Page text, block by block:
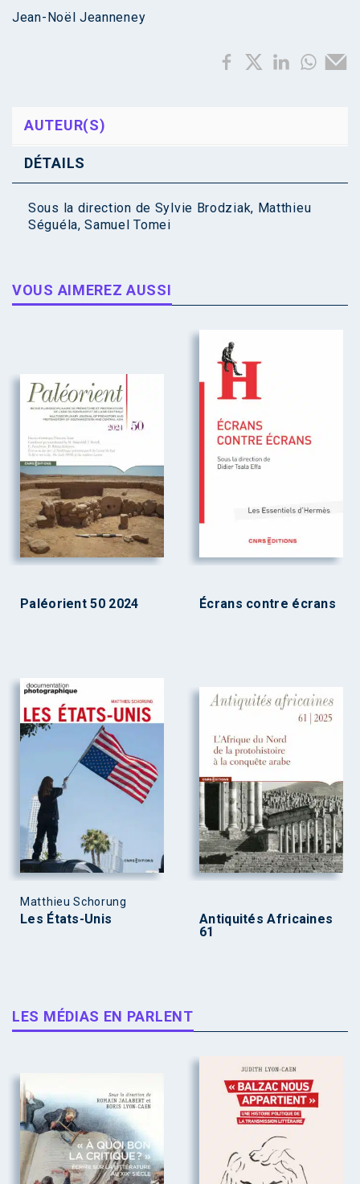
Jean-Noël Jeanneney
AUTEUR(S)
DÉTAILS
Sous la direction de Sylvie Brodziak, Matthieu
Séguéla,Samuel Tomei
VOUS AIMEREZ AUSSI
Paléorient 50 2024 Écrans contre écrans
Matthieu Schorung
Les États-Unis
Antiquités Africaines
61
LES MÉDIAS EN PARLENT